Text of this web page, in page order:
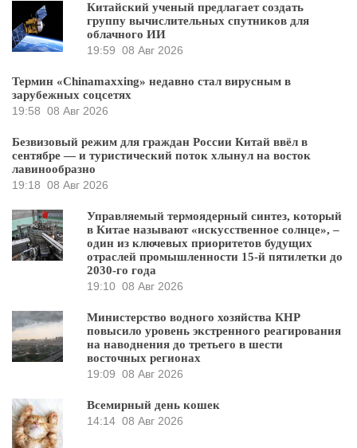
Китайский ученый предлагает создать
группу вычислительных спутников для
облачного ИИ
19:59 08 Авг 2026
Термин «Chinamaxxing» недавно стал вирусным в
зарубежных соцсетях
19:58 08 Авг 2026
Безвизовый режим для граждан России Китай ввёл в
сентябре — и туристический поток хлынул на восток
лавинообразно
19:18 08 Авг 2026
Управляемый термоядерный синтез, который
в Китае называют «искусственное солнце», –
один из ключевых приоритетов будущих
отраслей промышленности 15-й пятилетки до
2030-го года
19:10 08 Авг 2026
Министерство водного хозяйства КНР
повысило уровень экстренного реагирования
на наводнения до третьего в шести
восточных регионах
19:09 08 Авг 2026
Всемирный день кошек
14:14 08 Авг 2026